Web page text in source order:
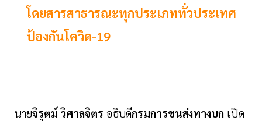
โดยสารสาธารณะทุกประเภททั่วประเทศ
ป้องกันโควิด-19
นายจิรุตม์ วิศาลจิตร อธิบดีกรมการขนส่งทางบก เปิด